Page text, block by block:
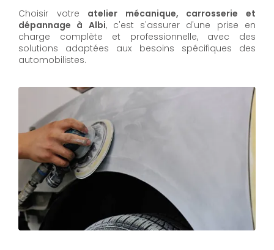
Choisir votre atelier mécanique, carrosserie et
dépannage à Albi, c'est s'assurer d'une prise en
charge complète et professionnelle, avec des
solutions adaptées aux besoins spécifiques des
automobilistes.